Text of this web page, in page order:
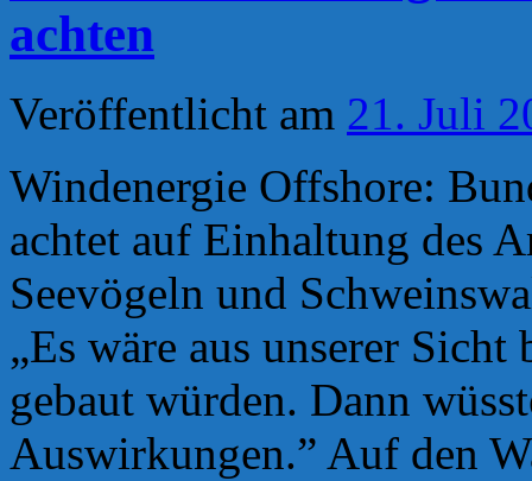
achten
Veröffentlicht am 21. Juli
Windenergie Offshore:
achtet auf Einhaltung des
Seevögeln und
„Es wäre aus unserer
gebaut würden. Dann
Auswirkungen.” Auf den